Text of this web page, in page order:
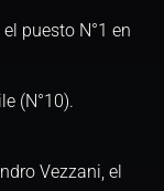
puesto N°1 en
(N°10).
Vezzani, el